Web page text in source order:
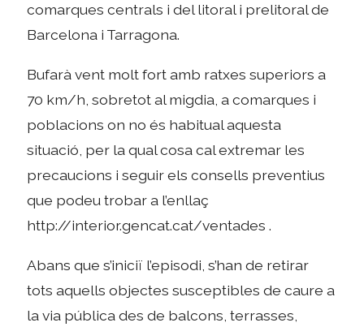
comarques centrals i del litoral i prelitoral de
Barcelona i Tarragona.
Bufarà vent molt fort amb ratxes superiors a
70 km/h, sobretot al migdia, a comarques i
poblacions on no és habitual aquesta
situació, per la qual cosa cal extremar les
precaucions i seguir els consells preventius
que podeu trobar a l’enllaç
http://interior.gencat.cat/ventades .
Abans que s’iniciï l’episodi, s’han de retirar
tots aquells objectes susceptibles de caure a
la via pública des de balcons, terrasses,